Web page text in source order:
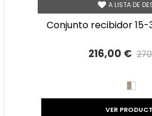
A LISTA DE
conjunto recibidor
216,00 €
VER